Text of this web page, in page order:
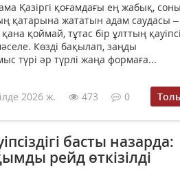
Қазіргі қоғамдағы ең жабық,
қатарына жататын адам саудасы
қоймай, тұтас бір ұлттың
Көзді бақылап, заңды
түрі әр түрлі жаңа формаға...
2026 ж. 473 0
басты назарда:
рейд өткізілді